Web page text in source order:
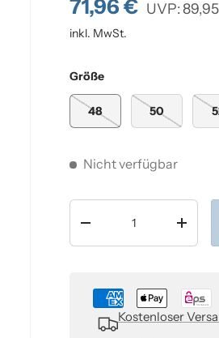
71,96 € UVP:
inkl. MwSt.
Größe
48 50
Nicht verfügbar
Anzahl
-
+
Kostenloser